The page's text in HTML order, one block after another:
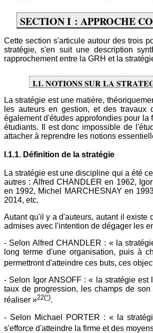
SECTION I : APPROCHE
Cette section s'articule autour des trois
stratégie, s'en suit une description
rapprochement entre la GRH et la
I.1. NOTIONS SUR LA
La stratégie est une matière,
les auteurs en gestion, et des
également d'études approfondies pour la
étudiants. Il est donc impossible de
attacher à reprendre les notions
I.1.1. Définition de la stratégie
La stratégie est une discipline qui a été
autres : Alfred CHANDLER en 1962,
en 1992, Michel MARCHESNAY en
2014, etc.
Autant qu'il y a d'auteurs, autant il
admises avec l'intention de dégager les
- Selon Alfred CHANDLER : « la
long terme d'une organisation, puis à
permettront d'atteindre ces buts, ces
- Selon Igor ANSOFF : « la stratégie
taux de progression, les champs de
réaliser »22(*).
- Selon Michael PORTER : « la
s'efforce d'atteindre la firme et des